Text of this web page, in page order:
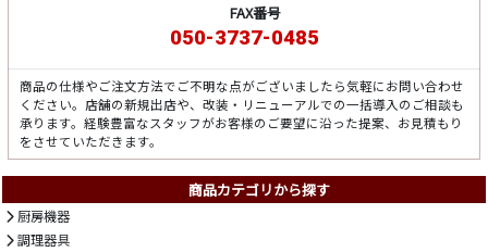
FAX番号
050-3737-0485
商品の仕様やご注文方法でご不明な点がございましたら気軽にお問い合わせ
ください。店舗の新規出店や、改装・リニューアルでの一括導入のご相談も
承ります。経験豊富なスタッフがお客様のご要望に沿った提案、お見積もり
をさせていただきます。
商品カテゴリから探す
厨房機器
調理器具